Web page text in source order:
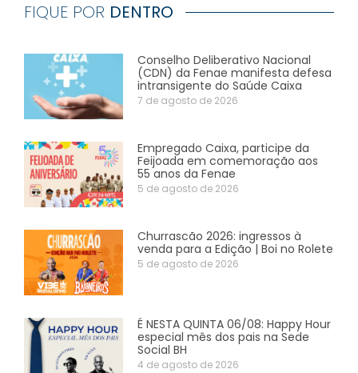
FIQUE POR DENTRO
Conselho Deliberativo Nacional
(CDN) da Fenae manifesta defesa
intransigente do Saúde Caixa
7 de agosto de 2026
Empregado Caixa, participe da
Feijoada em comemoração aos
55 anos da Fenae
5 de agosto de 2026
Churrascão 2026: ingressos à
venda para a Edição | Boi no Rolete
5 de agosto de 2026
É NESTA QUINTA 06/08: Happy Hour
especial mês dos pais na Sede
Social BH
4 de agosto de 2026